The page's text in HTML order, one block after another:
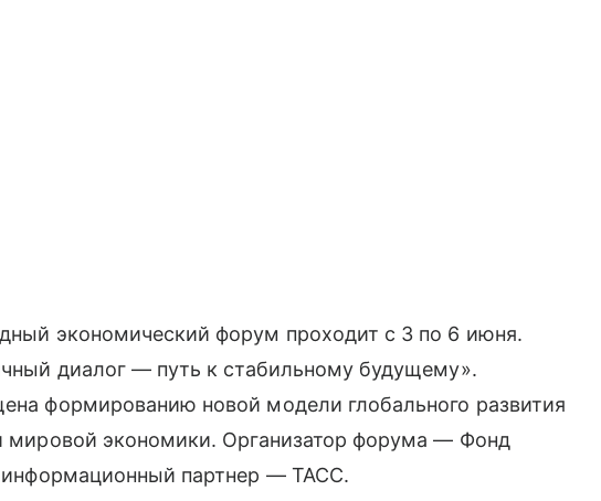
экономический форум проходит с 3 по 6 июня.
диалог — путь к стабильному будущему».
формированию новой модели глобального развития
мировой экономики. Организатор форума — Фонд
информационный партнер — ТАСС.